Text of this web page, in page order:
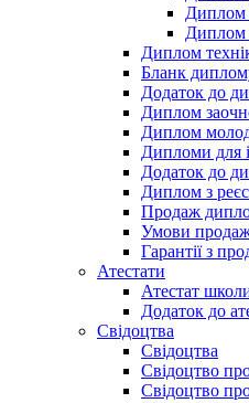
Диплом
Диплом
Диплом
Бланк
Додаток до
Диплом
Диплом
Дипломи для
Додаток до
Диплом з
Продаж
Умови
Гарантії з
Атестати
Атестат
Додаток до
Свідоцтва
Свідоцтва
Свідоцтво
Свідоцтво